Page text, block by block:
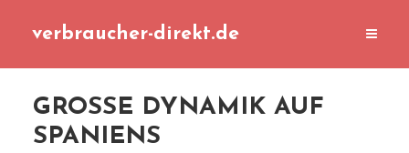
verbraucher-direkt.de
GROSSE DYNAMIK AUF S
PANIENS I